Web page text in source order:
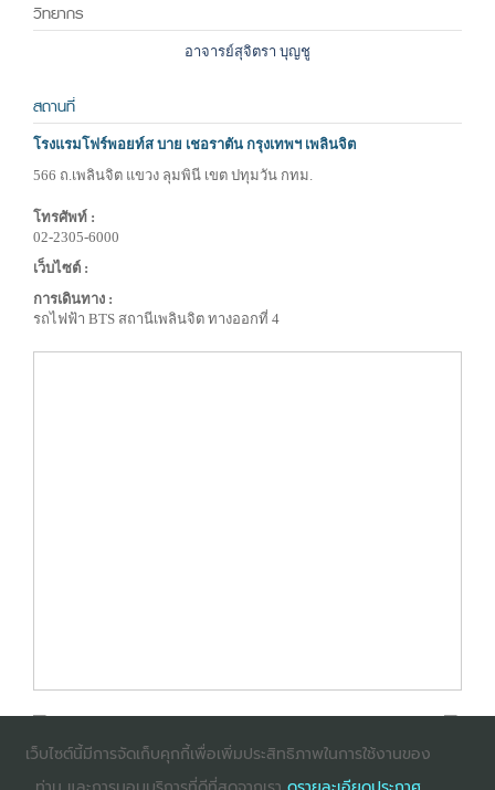
วิทยากร
อาจารย์สุจิตรา บุญชู
สถานที่
โรงแรมโฟร์พอยท์ส บาย เชอราตัน กรุงเทพฯ เพลินจิต
566 ถ.เพลินจิต แขวง ลุมพินี เขต ปทุมวัน กทม.
โทรศัพท์ :
02-2305-6000
เว็บไซต์ :
การเดินทาง :
รถไฟฟ้า BTS สถานีเพลินจิต ทางออกที่ 4
เว็บไซต์นี้มีการจัดเก็บคุกกี้เพื่อเพิ่มประสิทธิภาพในการใช้งานของ